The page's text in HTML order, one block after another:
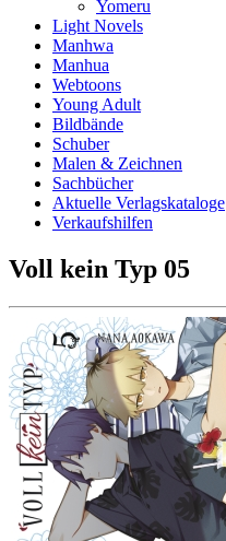
Yomeru
Light Novels
Manhwa
Manhua
Webtoons
Young Adult
Bildbände
Schuber
Malen & Zeichnen
Sachbücher
Aktuelle Verlagskataloge
Verkaufshilfen
Voll kein Typ 05